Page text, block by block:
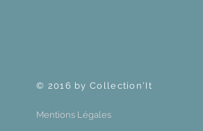
© 2016 by Collection'It
Mentions Légales